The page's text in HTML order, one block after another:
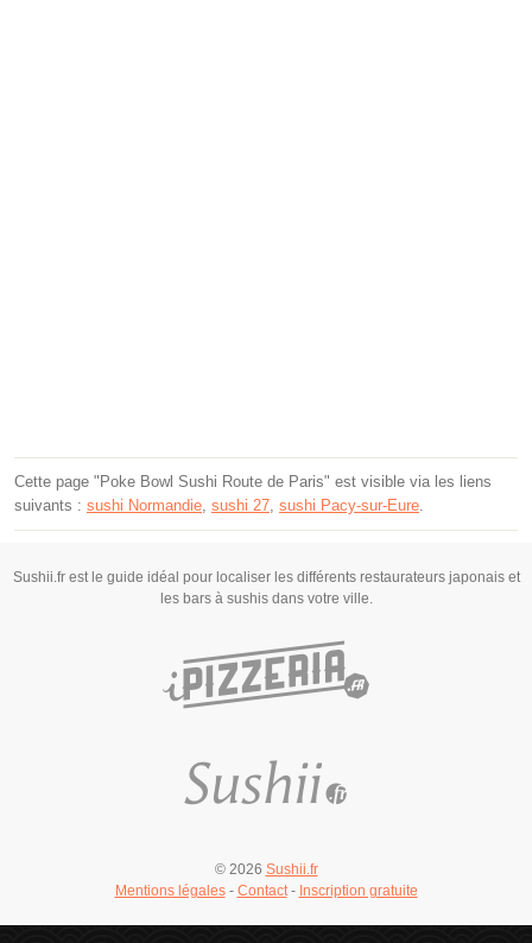
Cette page "Poke Bowl Sushi Route de Paris" est visible via les liens
suivants : sushi Normandie, sushi 27, sushi Pacy-sur-Eure.
Sushii.fr est le guide idéal pour localiser les différents restaurateurs japonais et
les bars à sushis dans votre ville.
© 2026 Sushii.fr
Mentions légales- Contact- Inscription gratuite